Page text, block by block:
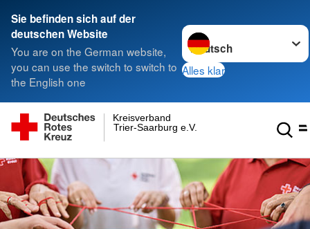
Sie befinden sich auf der
deutschen Website
You are on the German website,
you can use the switch to switch to
the English one
Sprache wechseln zu
Alles klar
Trier-Saarburg e.V.
Kreisverband